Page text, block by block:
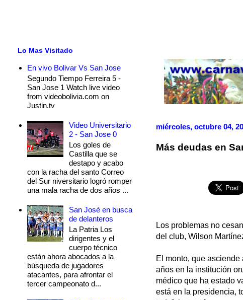
miércoles, octubre 04,
Más deudas en
Los problemas no
del club, Wilson
El monto, que
años en la institución
médico que ha estado
está en la presidencia,
Lo Mas Visitado
En vivo Bolivar Vs San Jose
Segundo Tiempo Ferreira 5 -
San Jose 1 Watch live video
from videobolivia.com on
Justin.tv
Video Universitario
2 - San Jose 0
Los goles de
Castilla que se
destapo y acabo
con la racha del santo Correo
del Sur niversitario logró romper
una mala racha de dos años ...
San José en busca
de delanteros
La Patria Los
dirigentes y el
cuerpo técnico
están ahora abocados a la
búsqueda de jugadores
atacantes, para afrontar el
tercer campeonato d...